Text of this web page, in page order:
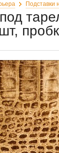
Подставки